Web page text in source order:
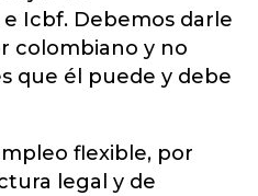
Icbf. Debemos darle
colombiano y no
que él puede y debe
flexible, por
legal y de